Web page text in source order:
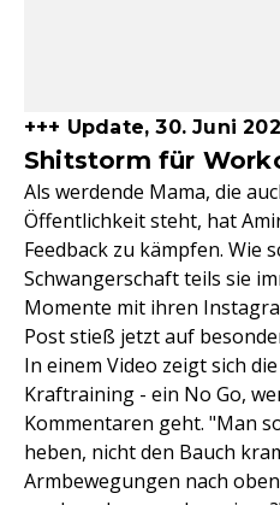
+++ Update, 30. Juni
Shitstorm für
Als werdende Mama, die
Öffentlichkeit steht, hat
Feedback zu kämpfen. Wie
Schwangerschaft teils sie
Momente mit ihren
Post stieß jetzt auf
In einem Video zeigt sich
Kraftraining - ein No Go,
Kommentaren geht. "Man
heben, nicht den Bauch
Armbewegungen nach